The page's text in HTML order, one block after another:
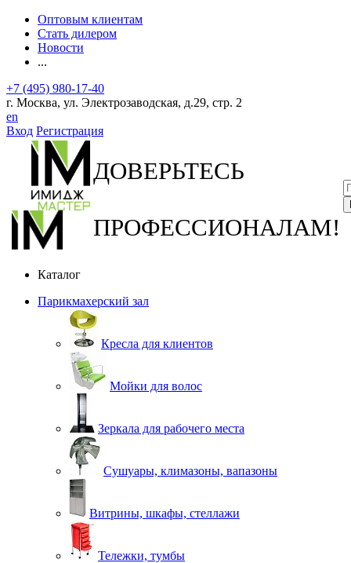
Оптовым клиентам
Стать дилером
Новости
...
+7 (495) 980-17-40
г. Москва, ул. Электрозаводская, д.29, стр. 2
en
Вход Регистрация
ДОВЕРЬТЕСЬ
ПРОФЕССИОНАЛАМ!
Каталог
Парикмахерский зал
Кресла для клиентов
Мойки для волос
Зеркала для рабочего места
Сушуары, климазоны, вапазоны
Витрины, шкафы, стеллажи
Тележки, тумбы